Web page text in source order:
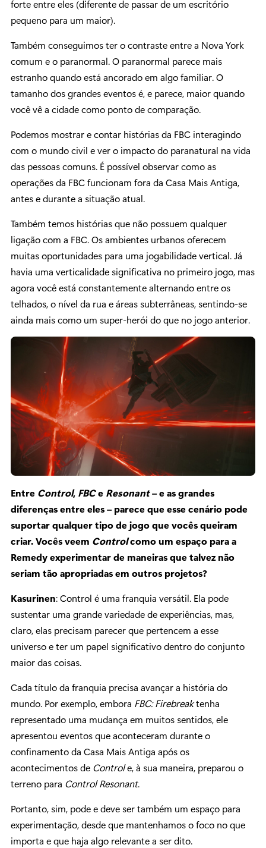
forte entre eles (diferente de passar de um escritório
pequeno para um maior).
Também conseguimos ter o contraste entre a Nova York
comum e o paranormal. O paranormal parece mais
estranho quando está ancorado em algo familiar. O
tamanho dos grandes eventos é, e parece, maior quando
você vê a cidade como ponto de comparação.
Podemos mostrar e contar histórias da FBC interagindo
com o mundo civil e ver o impacto do paranatural na vida
das pessoas comuns. É possível observar como as
operações da FBC funcionam fora da Casa Mais Antiga,
antes e durante a situação atual.
Também temos histórias que não possuem qualquer
ligação com a FBC. Os ambientes urbanos oferecem
muitas oportunidades para uma jogabilidade vertical. Já
havia uma verticalidade significativa no primeiro jogo, mas
agora você está constantemente alternando entre os
telhados, o nível da rua e áreas subterrâneas, sentindo-se
ainda mais como um super-herói do que no jogo anterior.
Entre Control, FBCe Resonant– e as grandes
diferenças entre eles – parece que esse cenário pode
suportar qualquer tipo de jogo que vocês queiram
criar. Vocês veem Controlcomo um espaço para a
Remedy experimentar de maneiras que talvez não
seriam tão apropriadas em outros projetos?
Kasurinen: Control é uma franquia versátil. Ela pode
sustentar uma grande variedade de experiências, mas,
claro, elas precisam parecer que pertencem a esse
universo e ter um papel significativo dentro do conjunto
maior das coisas.
Cada título da franquia precisa avançar a história do
mundo. Por exemplo, embora FBC: Firebreaktenha
representado uma mudança em muitos sentidos, ele
apresentou eventos que aconteceram durante o
confinamento da Casa Mais Antiga após os
acontecimentos de Controle, à sua maneira, preparou o
terreno para Control Resonant.
Portanto, sim, pode e deve ser também um espaço para
experimentação, desde que mantenhamos o foco no que
importa e que haja algo relevante a ser dito.